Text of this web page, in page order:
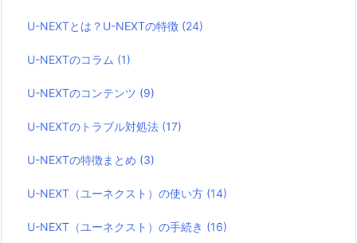
U-NEXTとは？U-NEXTの特徴 (24)
U-NEXTのコラム (1)
U-NEXTのコンテンツ (9)
U-NEXTのトラブル対処法 (17)
U-NEXTの特徴まとめ (3)
U-NEXT（ユーネクスト）の使い方 (14)
U-NEXT（ユーネクスト）の手続き (16)